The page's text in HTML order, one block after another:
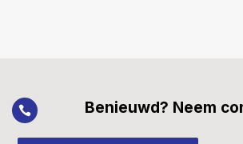
 Benieuwd? Neem